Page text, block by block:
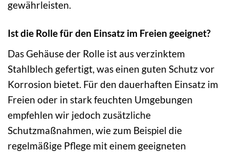
gewährleisten.
Ist die Rolle für den Einsatz im Freien geeignet?
Das Gehäuse der Rolle ist aus verzinktem
Stahlblech gefertigt, was einen guten Schutz vor
Korrosion bietet. Für den dauerhaften Einsatz im
Freien oder in stark feuchten Umgebungen
empfehlen wir jedoch zusätzliche
Schutzmaßnahmen, wie zum Beispiel die
regelmäßige Pflege mit einem geeigneten